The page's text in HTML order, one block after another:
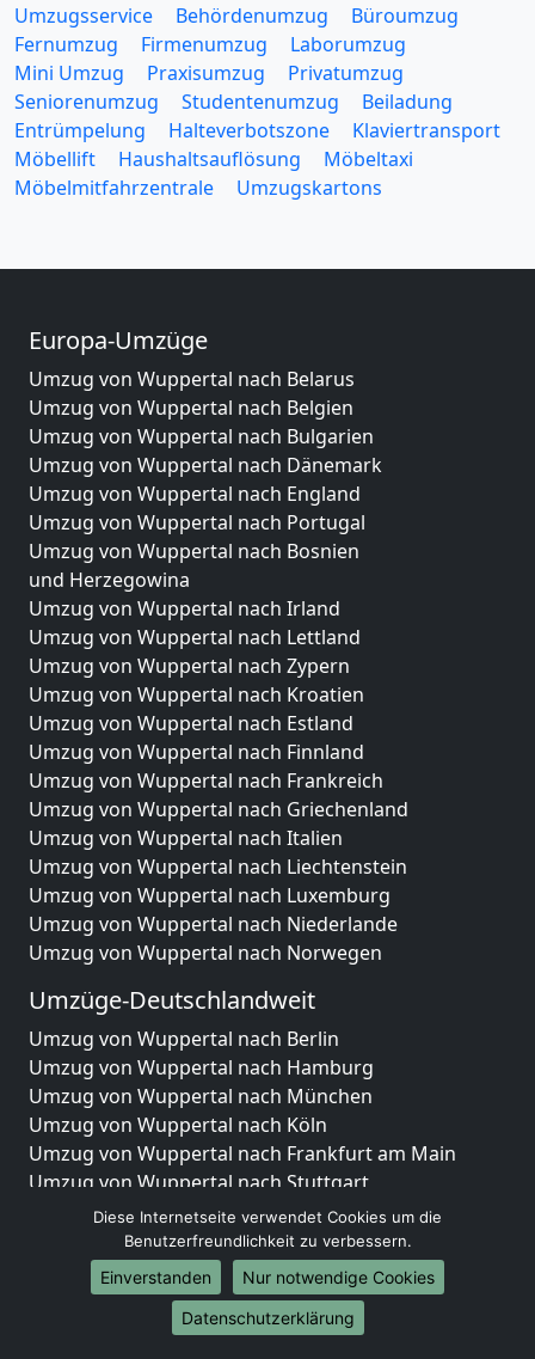
Umzugsservice Behördenumzug
Büroumzug
Fernumzug
Firmenumzug
Laborumzug
Mini Umzug
Praxisumzug
Privatumzug
Seniorenumzug
Studentenumzug
Beiladung
Entrümpelung
Halteverbotszone
Klaviertransport
Möbellift
Haushaltsauflösung
Möbeltaxi
Möbelmitfahrzentrale
Umzugskartons
Europa-Umzüge
Umzug von Wuppertal nach Belarus
Umzug von Wuppertal nach Belgien
Umzug von Wuppertal nach Bulgarien
Umzug von Wuppertal nach Dänemark
Umzug von Wuppertal nach England
Umzug von Wuppertal nach Portugal
Umzug von Wuppertal nach Bosnien
und Herzegowina
Umzug von Wuppertal nach Irland
Umzug von Wuppertal nach Lettland
Umzug von Wuppertal nach Zypern
Umzug von Wuppertal nach Kroatien
Umzug von Wuppertal nach Estland
Umzug von Wuppertal nach Finnland
Umzug von Wuppertal nach Frankreich
Umzug von Wuppertal nach Griechenland
Umzug von Wuppertal nach Italien
Umzug von Wuppertal nach Liechtenstein
Umzug von Wuppertal nach Luxemburg
Umzug von Wuppertal nach Niederlande
Umzug von Wuppertal nach Norwegen
Umzüge-Deutschlandweit
Umzug von Wuppertal nach Berlin
Umzug von Wuppertal nach Hamburg
Umzug von Wuppertal nach München
Umzug von Wuppertal nach Köln
Umzug von Wuppertal nach Frankfurt am Main
Umzug von Wuppertal nach Stuttgart
Umzug von Wuppertal nach Düsseldorf
Umzug von Wuppertal nach Leipzig
Umzug von Wuppertal nach Dortmund
Umzug von Wuppertal nach Essen
Umzug von Wuppertal nach Bremen
Diese Internetseite verwendet Cookies um die
Benutzerfreundlichkeit zu verbessern.
Einverstanden
Nur notwendige Cookies
Datenschutzerklärung